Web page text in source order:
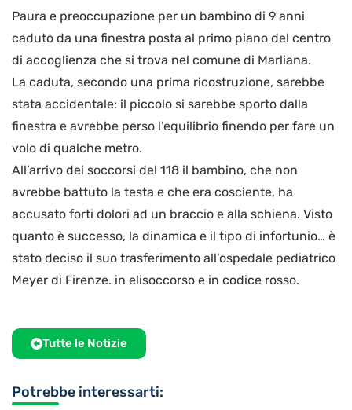
Paura e preoccupazione per un bambino di 9 anni
caduto da una finestra posta al primo piano del centro
di accoglienza che si trova nel comune di Marliana.
La caduta, secondo una prima ricostruzione, sarebbe
stata accidentale: il piccolo si sarebbe sporto dalla
finestra e avrebbe perso l’equilibrio finendo per fare un
volo di qualche metro.
All’arrivo dei soccorsi del 118 il bambino, che non
avrebbe battuto la testa e che era cosciente, ha
accusato forti dolori ad un braccio e alla schiena. Visto
quanto è successo, la dinamica e il tipo di infortunio… è
stato deciso il suo trasferimento all’ospedale pediatrico
Meyer di Firenze. in elisoccorso e in codice rosso.
Tutte le Notizie
Potrebbe interessarti: